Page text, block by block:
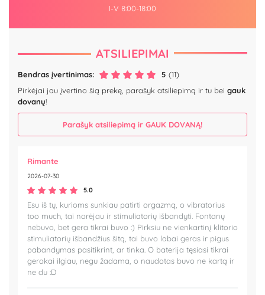
I-V 8:00-18:00
ATSILIEPIMAI
Bendras įvertinimas: 5 (11)
Pirkėjai jau įvertino šią prekę, parašyk atsiliepimą ir tu bei gauk
dovanų!
Parašyk atsiliepimą ir GAUK DOVANĄ!
Rimante
2026-07-30
5.0
Esu iš tų, kurioms sunkiau patirti orgazmą, o vibratorius
too much, tai norėjau ir stimuliatorių išbandyti. Fontanų
nebuvo, bet gera tikrai buvo :) Pirksiu ne vienkartinį klitorio
stimuliatorių išbandžius šitą, tai buvo labai geras ir pigus
pabandymas pasitikrint, ar tinka. O baterija tęsiasi tikrai
gerokai ilgiau, negu žadama, o naudotas buvo ne kartą ir
ne du :D